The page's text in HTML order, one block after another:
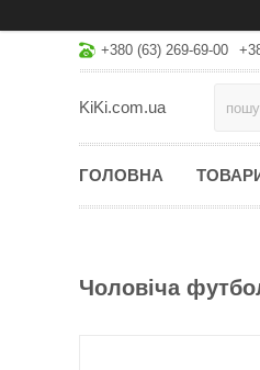
+380 (63) 269-69-00
KiKi.com.ua
ГОЛОВНА
Чоловіча